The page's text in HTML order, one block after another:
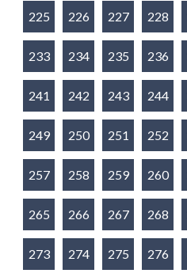
225 226 227 228
233 234 235 236
241 242 243 244
249 250 251 252
257 258 259 260
265 266 267 268
273 274 275 276